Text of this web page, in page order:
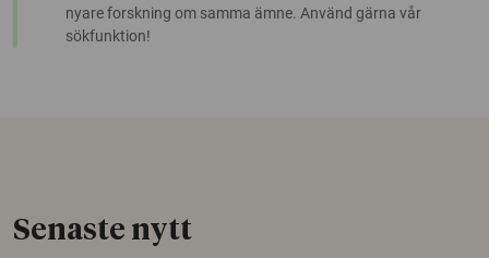
nyare forskning om samma ämne. Använd gärna vår
sökfunktion!
Senaste nytt